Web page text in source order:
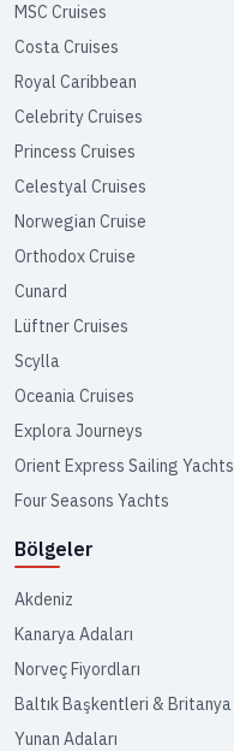
MSC Cruises
Costa Cruises
Royal Caribbean
Celebrity Cruises
Princess Cruises
Celestyal Cruises
Norwegian Cruise
Orthodox Cruise
Cunard
Lüftner Cruises
Scylla
Oceania Cruises
Explora Journeys
Orient Express Sailing Yachts
Four Seasons Yachts
Bölgeler
Akdeniz
Kanarya Adaları
Norveç Fiyordları
Baltık Başkentleri & Britanya
Yunan Adaları